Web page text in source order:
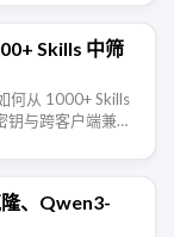
Skills 中筛
何从 1000+ Skills
钥与跨客户端兼容
、Qwen3-